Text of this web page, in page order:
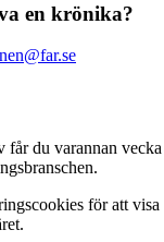
en krönika?
får du varannan vecka
för att visa